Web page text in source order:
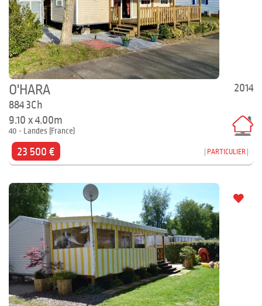
2014
O'HARA
884 3Ch
9.10 x 4.00m
40 - Landes (France)
23 500 € PARTICULIER